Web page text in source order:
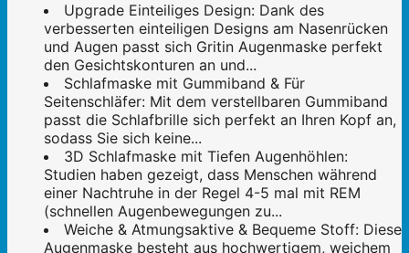
Upgrade Einteiliges Design: Dank des
verbesserten einteiligen Designs am Nasenrücken
und Augen passt sich Gritin Augenmaske perfekt
den Gesichtskonturen an und...
Schlafmaske mit Gummiband & Für
Seitenschläfer: Mit dem verstellbaren Gummiband
passt die Schlafbrille sich perfekt an Ihren Kopf an,
sodass Sie sich keine...
3D Schlafmaske mit Tiefen Augenhöhlen:
Studien haben gezeigt, dass Menschen während
einer Nachtruhe in der Regel 4-5 mal mit REM
(schnellen Augenbewegungen zu...
Weiche & Atmungsaktive & Bequeme Stoff: Diese
Augenmaske besteht aus hochwertigem, weichem